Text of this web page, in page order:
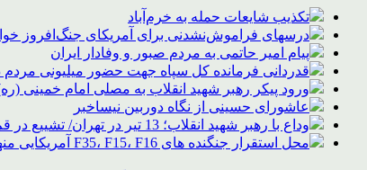
تکذیب شایعات حمله به خرم‌آباد
درسهای فراموش‌نشدنی برای آمریکای جنگ‌افروز
پیام امیر حاتمی به مردم صبور و وفادار ایران
قدردانی فرمانده کل سپاه جهت حضور میلیونی مردم
ورود پیکر رهبر شهید انقلاب به مصلی امام خمینی
عاشورای حسینی از نگاه دوربین نیساخبر
وداع با رهبر شهید انقلاب؛ 13 تیر در تهران/ تشییع در قم و تدفین در مشهد
محل استقرار جنگنده های F35، F15، F16 آمریکایی منهدم شد